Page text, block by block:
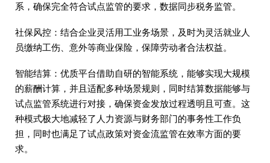
系，确保完全符合试点监管的要求，数据同步税务监管。
社保风控：结合企业灵活用工业务场景，及时为灵活就业人
员缴纳工伤、意外等商业保险，保障劳动者合法权益。
智能结算：优质平台借助自研的智能系统，能够实现大规模
的薪酬计算，并且适配多种场景规则，同时结算数据能够与
试点监管系统进行对接，确保资金发放过程透明且可查。这
种模式极大地减轻了人力资源与财务部门的事务性工作负
担，同时也满足了试点政策对资金流监管在效率方面的要
求。